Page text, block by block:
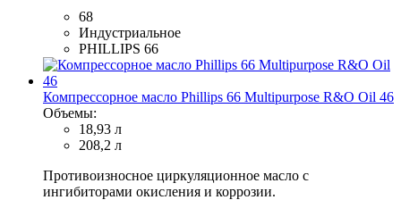
68
Индустриальное
PHILLIPS 66
Компрессорное масло Phillips 66 Multipurpose R&O Oil 46
Объемы:
18,93 л
208,2 л
Противоизносное циркуляционное масло с
ингибиторами окисления и коррозии.